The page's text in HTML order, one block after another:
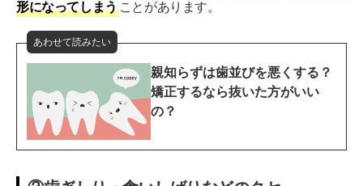
形になってしまう ことがあります。
あわせて読みたい
親知らずは歯並びを悪くする？
矯正するなら抜いた方がいい
の？